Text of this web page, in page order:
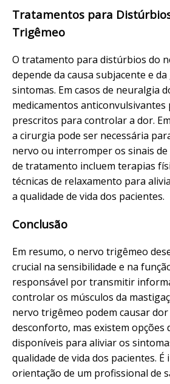
Tratamentos para
Trigêmeo
O tratamento para distúrbios do
depende da causa subjacente e
sintomas. Em casos de neuralgia
medicamentos anticonvulsivantes
prescritos para controlar a dor.
a cirurgia pode ser necessária
nervo ou interromper os sinais
de tratamento incluem terapias
técnicas de relaxamento para
a qualidade de vida dos pacientes.
Conclusão
Em resumo, o nervo trigêmeo
crucial na sensibilidade e na
responsável por transmitir
controlar os músculos da
nervo trigêmeo podem causar
desconforto, mas existem opções
disponíveis para aliviar os
qualidade de vida dos pacientes.
orientação de um profissional de